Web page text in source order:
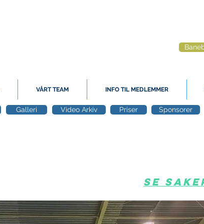
VÅRT TEAM INFO TIL MEDLEMMER
Galleri Video Arkiv Priser Sponsorer
se